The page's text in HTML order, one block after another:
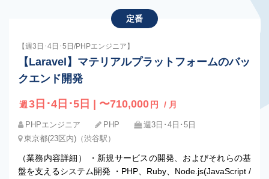
定番
【週3日･4日･5日/PHPエンジニア】
【Laravel】マテリアルプラットフォームのバッ
クエンド開発
週 3日･4日･5日 | 〜710,000 円 / 月
PHPエンジニア PHP
週3日･4日･5日
東京都(23区内)（渋谷駅）
（業務内容詳細） ・新規サービスの開発、およびそれらの基
盤を支えるシステム開発 ・PHP、Ruby、Node.js(JavaScript /